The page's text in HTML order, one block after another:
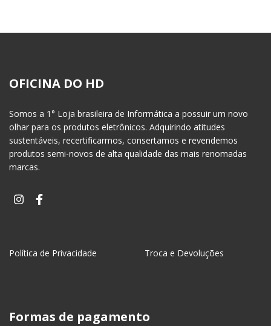
OFICINA DO HD
Somos a 1° Loja brasileira de Informática a possuir um novo
olhar para os produtos eletrônicos. Adquirindo atitudes
sustentáveis, recertificarmos, consertamos e revendemos
produtos semi-novos de alta qualidade das mais renomadas
marcas.
Política de Privacidade Troca e Devoluções
Formas de pagamento